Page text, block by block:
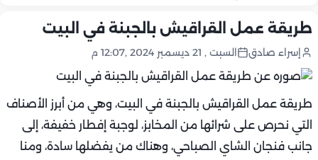
طريقة عمل القراقيش بالجبنة في البيت
إسراء صادق السبت , 21 ديسمبر 2024 ,12:07 م
طريقة عمل القراقيش بالجبنة في البيت، وهي من أبرز الأصناف
التي نحرص على شرائها من المخابز، لوجبة إفطار خفيفة، إلى
جانب فنجان الشاي الصباحي، وهناك من يفضلها سادة، ومنا